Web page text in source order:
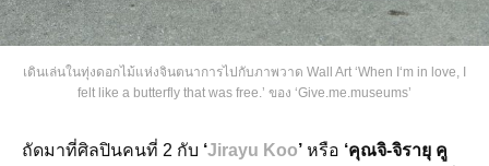
เดินเล่นในทุ่งดอกไม้แห่งจินตนาการไปกับภาพวาด Wall Art ‘When I‘m in love, I
felt like a butterfly that was free.’ ของ ‘Give.me.museums’
ถัดมาที่ศิลปินคนที่ 2 กับ ‘Jirayu Koo’ หรือ ‘คุณจิ-จิรายุ คู